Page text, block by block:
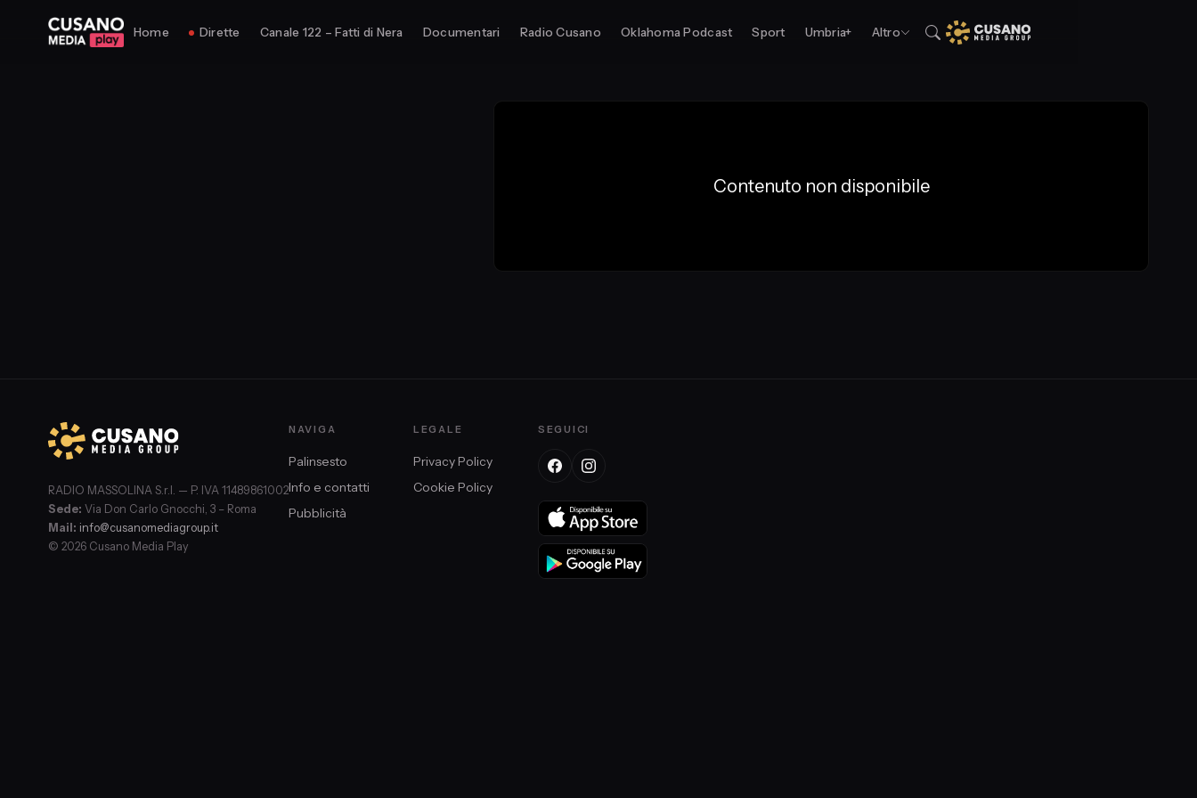
Home Dirette Canale 122 – Fatti di Nera Documentari Radio Cusano Oklahoma Podcast Sport Umbria+ Altro
Contenuto non disponibile
RADIO MASSOLINA S.r.l. — P. IVA 11489861002
Sede: Via Don Carlo Gnocchi, 3 – Roma
Mail: info@cusanomediagroup.it
© 2026 Cusano Media Play
NAVIGA
Palinsesto
Info e contatti
Pubblicità
LEGALE
Privacy Policy
Cookie Policy
SEGUICI